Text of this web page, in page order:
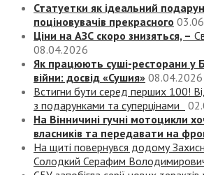
Статуетки як ідеальний
поціновувачів прекрасного
Ціни на АЗС скоро знизяться, –
08.04.2026
Як працюють суші-ресторани у
війни: досвід «Сушия» 08.04.2026
Встигни бути серед перших 100!
з подарунками та суперцінами
На Вінничині гучні мотоцикли
власників та передавати на
На щиті повернувся додому
Солодкий Серафим